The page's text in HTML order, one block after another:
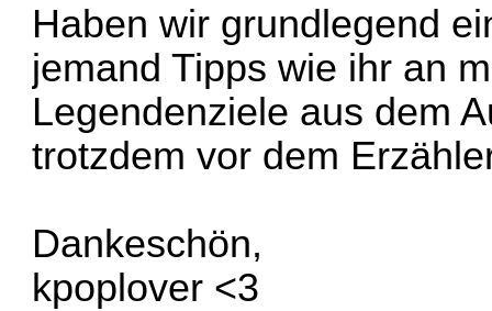
Haben wir grundlegend
jemand Tipps wie ihr an
Legendenziele aus dem
trotzdem vor dem
Dankeschön,
kpoplover <3